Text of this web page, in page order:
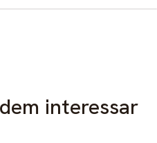
interessar